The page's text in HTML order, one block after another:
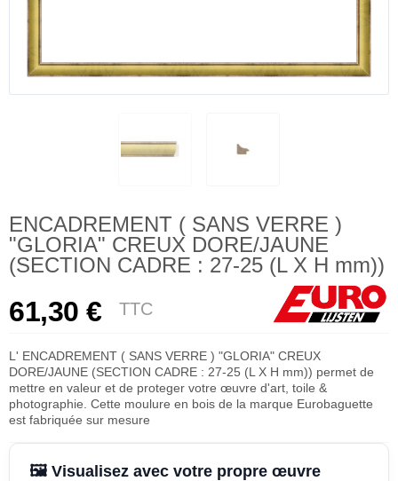
ENCADREMENT ( SANS VERRE )
"GLORIA" CREUX DORE/JAUNE
(SECTION CADRE : 27-25 (L X H mm))
61,30 € TTC
L' ENCADREMENT ( SANS VERRE ) "GLORIA" CREUX
DORE/JAUNE (SECTION CADRE : 27-25 (L X H mm)) permet de
mettre en valeur et de proteger votre œuvre d'art, toile &
photographie. Cette moulure en bois de la marque Eurobaguette
est fabriquée sur mesure
🖼️ Visualisez avec votre propre œuvre